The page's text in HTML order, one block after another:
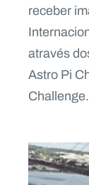
receber
através
Astro Pi